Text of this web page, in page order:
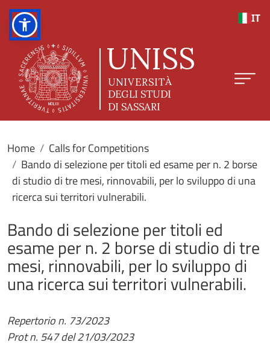
IT
Home
Calls for Competitions
Bando di selezione per titoli ed esame per n. 2 borse
di studio di tre mesi, rinnovabili, per lo sviluppo di una
ricerca sui territori vulnerabili.
Bando di selezione per titoli ed
esame per n. 2 borse di studio di tre
mesi, rinnovabili, per lo sviluppo di
una ricerca sui territori vulnerabili.
Repertorio n. 73/2023
Prot n. 547 del21/03/2023